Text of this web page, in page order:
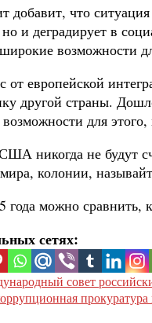
добавит, что
и деградирует в
возможности
от европейской
другой страны.
для
никогда не будут
колонии,
года можно
сетях:
совет
прокуратура